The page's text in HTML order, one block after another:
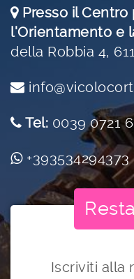
Presso il Centro
l'Orientamento e
della Robbia 4,
Tel: 0039 0721
+393534294373
Iscriviti alla